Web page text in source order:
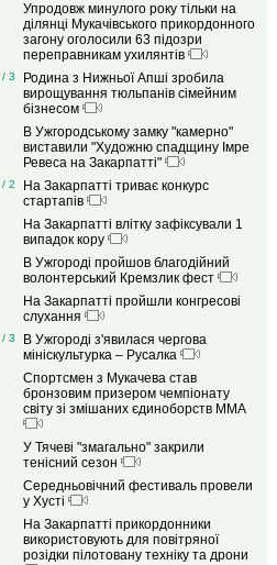
Упродовж минулого року тільки на
ділянці Мукачівського прикордонного
загону оголосили 63 підозри
переправникам ухилянтів
/ 3
Родина з Нижньої Апші зробила
вирощування тюльпанів сімейним
бізнесом
В Ужгородському замку "камерно"
виставили "Художню спадщину Імре
Ревеса на Закарпатті"
/ 2
На Закарпатті триває конкурс
стартапів
На Закарпатті влітку зафіксували 1
випадок кору
В Ужгороді пройшов благодійний
волонтерський Кремзлик фест
На Закарпатті пройшли конгресові
слухання
/ 3
В Ужгороді з'явилася чергова
мініскультурка – Русалка
Спортсмен з Мукачева став
бронзовим призером чемпіонату
світу зі змішаних єдиноборств ММА
У Тячеві "змагально" закрили
тенісний сезон
Середньовічний фестиваль провели
у Хусті
На Закарпатті прикордонники
використовують для повітряної
розідки пілотовану техніку та дрони